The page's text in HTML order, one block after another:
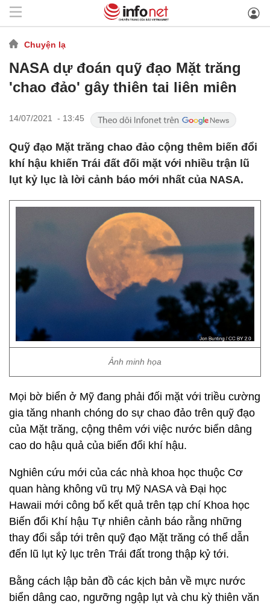
Chuyện lạ
NASA dự đoán quỹ đạo Mặt trăng
'chao đảo' gây thiên tai liên miên
14/07/2021 - 13:45
Quỹ đạo Mặt trăng chao đảo cộng thêm biến đổi
khí hậu khiến Trái đất đối mặt với nhiều trận lũ
lụt kỷ lục là lời cảnh báo mới nhất của NASA.
Ảnh minh họa
Mọi bờ biển ở Mỹ đang phải đối mặt với triều cường
gia tăng nhanh chóng do sự chao đảo trên quỹ đạo
của Mặt trăng, cộng thêm với việc nước biển dâng
cao do hậu quả của biến đổi khí hậu.
Nghiên cứu mới của các nhà khoa học thuộc Cơ
quan hàng không vũ trụ Mỹ NASA và Đại học
Hawaii mới công bố kết quả trên tạp chí Khoa học
Biến đổi Khí hậu Tự nhiên cảnh báo rằng những
thay đổi sắp tới trên quỹ đạo Mặt trăng có thể dẫn
đến lũ lụt kỷ lục trên Trái đất trong thập kỷ tới.
Bằng cách lập bản đồ các kịch bản về mực nước
biển dâng cao, ngưỡng ngập lụt và chu kỳ thiên văn